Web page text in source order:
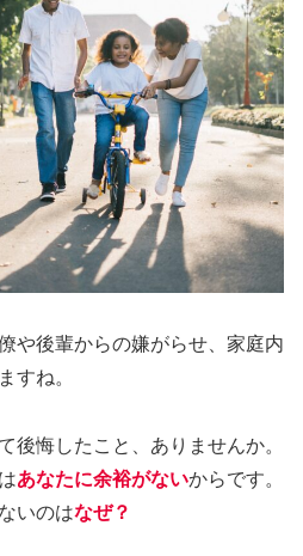
や後輩からの嫌がらせ、家庭内
すね。
後悔したこと、ありませんか。
あなたに余裕がないからです。
いのはなぜ？